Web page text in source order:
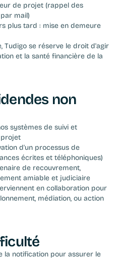
de projet (rappel des
mail)
plus tard : mise en demeure
Tudigo se réserve le droit d'agir
et la santé financière de la
non
systèmes de suivi et
d'un processus de
écrites et téléphoniques)
de recouvrement,
amiable et judiciaire
en collaboration pour
médiation, ou action
la notification pour assurer le